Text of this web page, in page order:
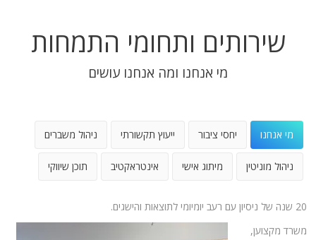
שירותים ותחומי התמחות
מי אנחנו ומה אנחנו עושים
מי אנחנו יחסי ציבור ייעוץ תקשורתי ניהול משברים
ניהול מוניטין מיתוג אישי אינטראקטיב תוכן שיווקי
20 שנה של ניסיון עם רעב יומיומי לתוצאות והישגים.
משרד מקצוען,